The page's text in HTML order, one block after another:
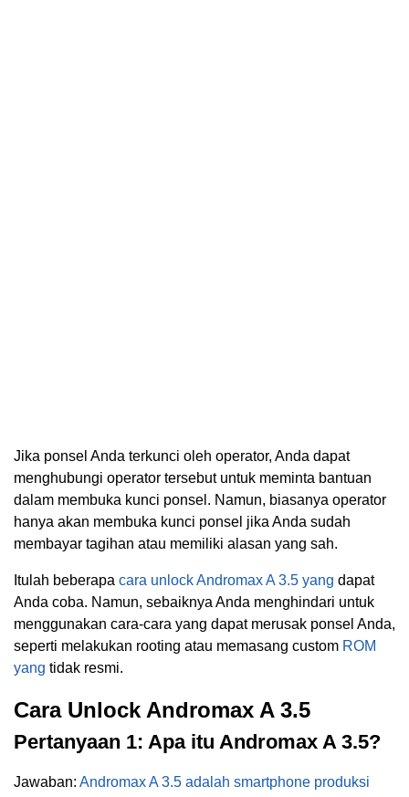
Jika ponsel Anda terkunci oleh operator, Anda dapat
menghubungi operator tersebut untuk meminta bantuan
dalam membuka kunci ponsel. Namun, biasanya operator
hanya akan membuka kunci ponsel jika Anda sudah
membayar tagihan atau memiliki alasan yang sah.
Itulah beberapa cara unlock Andromax A 3.5 yang dapat
Anda coba. Namun, sebaiknya Anda menghindari untuk
menggunakan cara-cara yang dapat merusak ponsel Anda,
seperti melakukan rooting atau memasang custom ROM
yang tidak resmi.
Cara Unlock Andromax A 3.5
Pertanyaan 1: Apa itu Andromax A 3.5?
Jawaban: Andromax A 3.5 adalah smartphone produksi